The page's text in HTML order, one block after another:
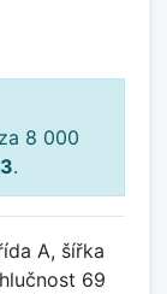
8 000
.
A, šířka
69